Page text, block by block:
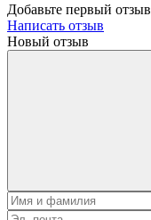
Добавьте первый отзыв
Написать отзыв
Новый отзыв